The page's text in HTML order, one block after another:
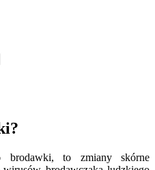
brodawki, to zmiany skórne